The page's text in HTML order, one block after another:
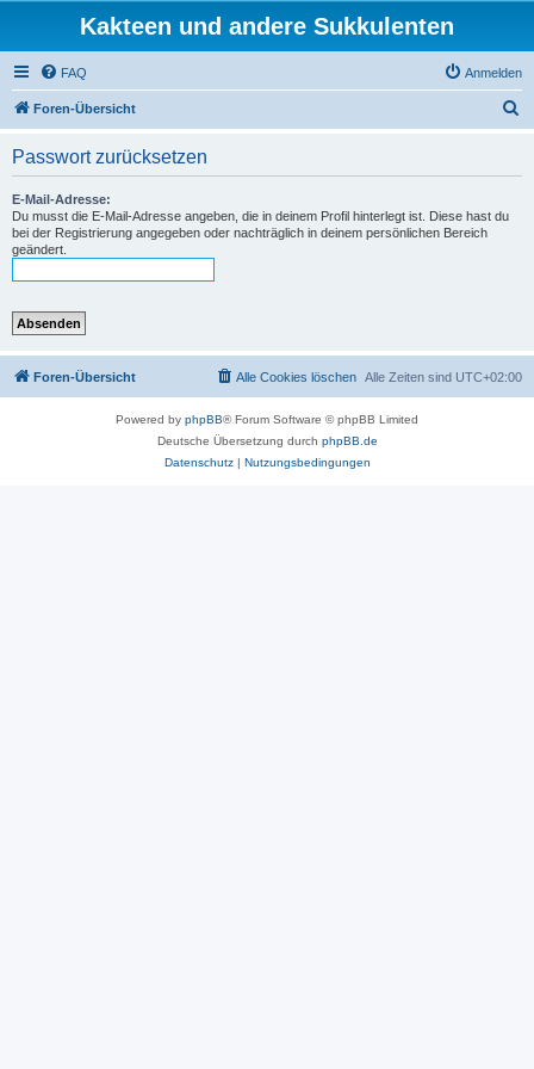
Kakteen und andere Sukkulenten
FAQ Anmelden
Foren-Übersicht
Passwort zurücksetzen
E-Mail-Adresse:
Du musst die E-Mail-Adresse angeben, die in deinem Profil hinterlegt ist. Diese hast du
bei der Registrierung angegeben oder nachträglich in deinem persönlichen Bereich
geändert.
Foren-Übersicht Alle Zeiten sind UTC+02:00
Alle Cookies löschen
Powered by phpBB® Forum Software © phpBB Limited
Deutsche Übersetzung durch phpBB.de
Datenschutz| Nutzungsbedingungen